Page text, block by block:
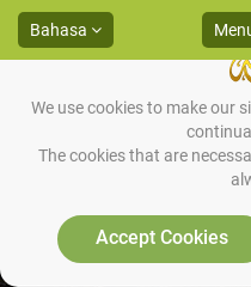
We use cookies to make our
The cookies that are
Accept Cookies
Bahasa
? KENAPA